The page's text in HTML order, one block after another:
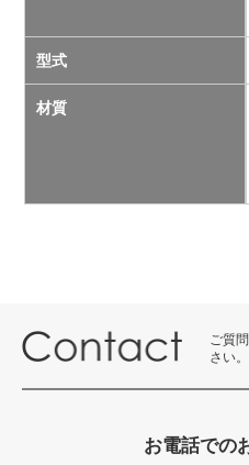
型式
材質
ご質
さい。
お電話での